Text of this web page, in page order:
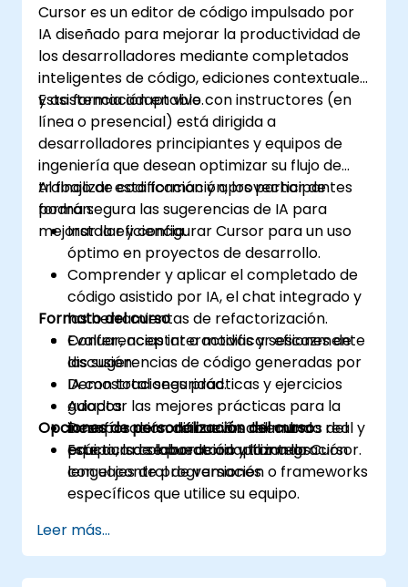
Cursor es un editor de código impulsado por
IA diseñado para mejorar la productividad de
los desarrolladores mediante completados
inteligentes de código, ediciones contextuales
y asistencia adaptable.
Esta formación en vivo con instructores (en
línea o presencial) está dirigida a
desarrolladores principiantes y equipos de
ingeniería que desean optimizar su flujo de
trabajo de codificación y aprovechar de
forma segura las sugerencias de IA para
mejorar la eficiencia.
Al finalizar esta formación, los participantes
podrán:
Instalar y configurar Cursor para un uso
óptimo en proyectos de desarrollo.
Comprender y aplicar el completado de
código asistido por IA, el chat integrado y
las herramientas de refactorización.
Evaluar, aceptar o modificar eficazmente
las sugerencias de código generadas por
IA con total seguridad.
Adoptar las mejores prácticas para la
incorporación de nuevos miembros del
equipo, la colaboración y la integración
con el control de versiones.
Formato del curso
Conferencias interactivas y sesiones de
discusión.
Demostraciones prácticas y ejercicios
guiados.
Desafíos de codificación del mundo real y
práctica de laboratorio utilizando Cursor.
Opciones de personalización del curso
Este curso se puede adaptar a los
lenguajes de programación o frameworks
específicos que utilice su equipo.
Leer más...